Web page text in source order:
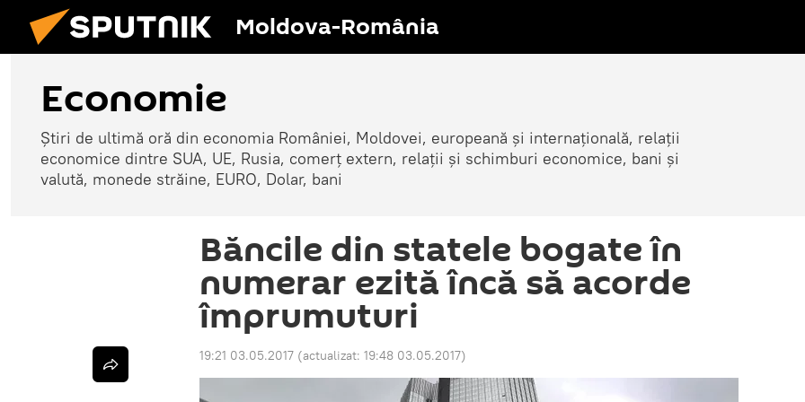
Moldova-România
Economie
Știri de ultimă oră din economia României, Moldovei, europeană și internațională, relații
economice dintre SUA, UE, Rusia, comerț extern, relații și schimburi economice, bani și
valută, monede străine, EURO, Dolar, bani
Băncile din statele bogate în
numerar ezită încă să acorde
împrumuturi
19:21 03.05.2017 (actualizat: 19:48 03.05.2017)